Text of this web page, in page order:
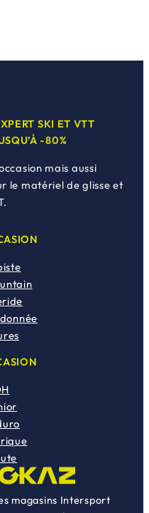
SKI ET VTT
-80%
mais aussi
le matériel de glisse et
magasins Intersport